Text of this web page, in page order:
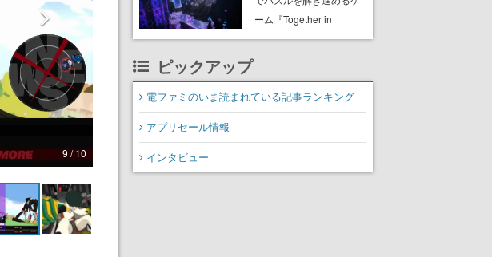
9 / 10
前のめり。公式アカウン
ーム『Together in
Forgotten Lands』が本日
界の古代洞窟を舞台に、4
つのバイオームを探索し
ピックアップ
電ファミのいま読まれている記事ランキング
アプリセール情報
インタビュー